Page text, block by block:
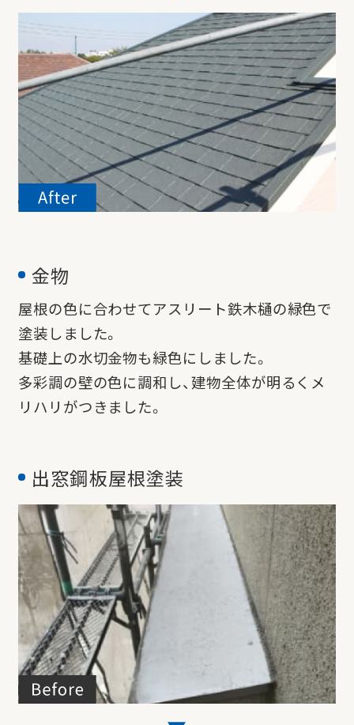
金物
屋根の色に合わせてアスリート鉄木樋の緑色で
塗装しました。
基礎上の水切金物も緑色にしました。
多彩調の壁の色に調和し、建物全体が明るくメ
リハリがつきました。
出窓鋼板屋根塗装